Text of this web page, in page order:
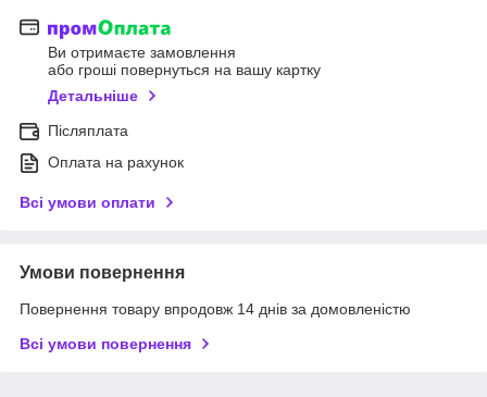
Ви отримаєте замовлення
або гроші повернуться на вашу картку
Детальніше
Післяплата
Оплата на рахунок
Всі умови оплати
Умови повернення
Повернення товару впродовж 14 днів за домовленістю
Всі умови повернення